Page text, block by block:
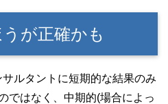
が正確かも
ルタントに短期的な結果のみ
ではなく、中期的(場合によっ